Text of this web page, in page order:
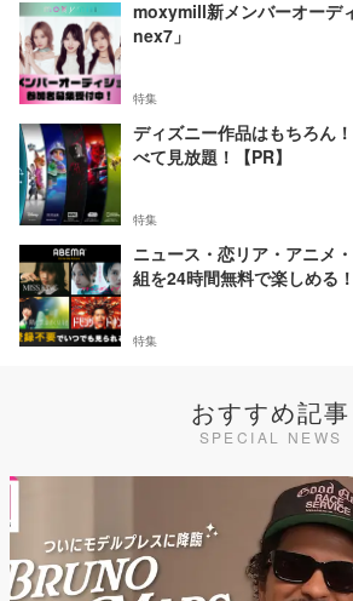
moxymill新メンバーオーデ
nex7」
特集
ディズニー作品はもちろん
べて見放題！【PR】
特集
ニュース・恋リア・アニメ
組を24時間無料で楽しめる！
特集
おすすめ記事
SPECIAL NEWS